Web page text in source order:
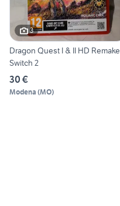
3
Dragon Quest I & II HD Remake
Switch 2
30 €
Modena (MO)